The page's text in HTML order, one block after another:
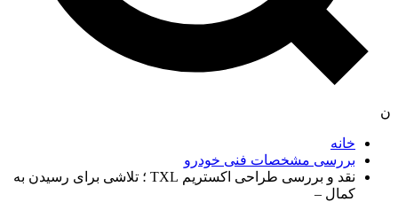
ن
خانه
بررسی مشخصات فنی خودرو
نقد و بررسی طراحی اکستریم TXL ؛ تلاشی برای رسیدن به
کمال –